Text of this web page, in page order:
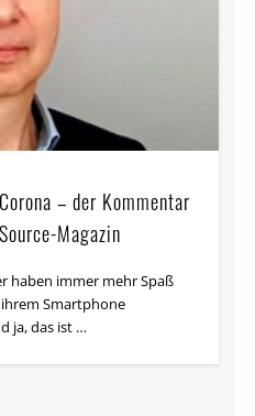
– der Kommentar
Magazin
haben immer mehr Spaß
Smartphone
ja, das ist …